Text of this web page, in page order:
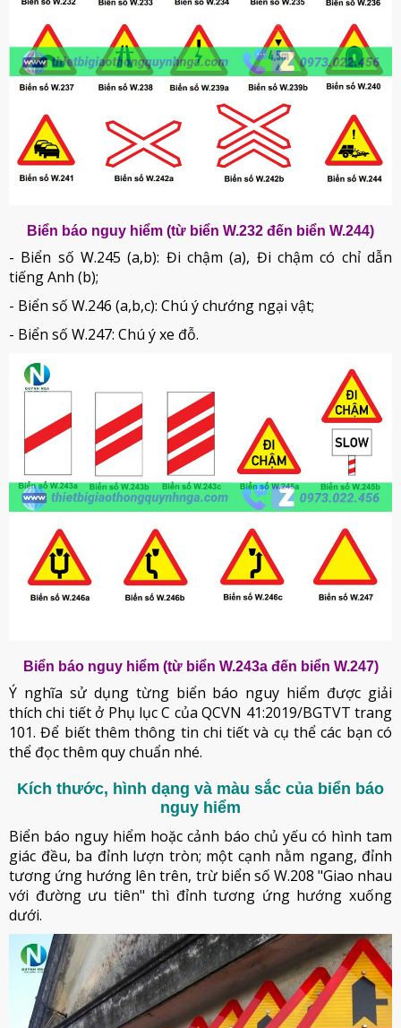
Biển báo nguy hiểm (từ biển W.232 đến biển W.244)
- Biển số W.245 (a,b): Đi chậm (a), Đi chậm có chỉ dẫn
tiếng Anh (b);
- Biển số W.246 (a,b,c): Chú ý chướng ngại vật;
- Biển số W.247: Chú ý xe đỗ.
Biển báo nguy hiểm (từ biển W.243a đến biển W.247)
Ý nghĩa sử dụng từng biển báo nguy hiểm được giải
thích chi tiết ở Phụ lục C của QCVN 41:2019/BGTVT trang
101. Để biết thêm thông tin chi tiết và cụ thể các bạn có
thể đọc thêm quy chuẩn nhé.
Kích thước, hình dạng và màu sắc của biển báo
nguy hiểm
Biển báo nguy hiểm hoặc cảnh báo chủ yếu có hình tam
giác đều, ba đỉnh lượn tròn; một cạnh nằm ngang, đỉnh
tương ứng hướng lên trên, trừ biển số W.208 "Giao nhau
với đường ưu tiên" thì đỉnh tương ứng hướng xuống
dưới.